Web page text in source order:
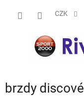
CZK
brzdy discové